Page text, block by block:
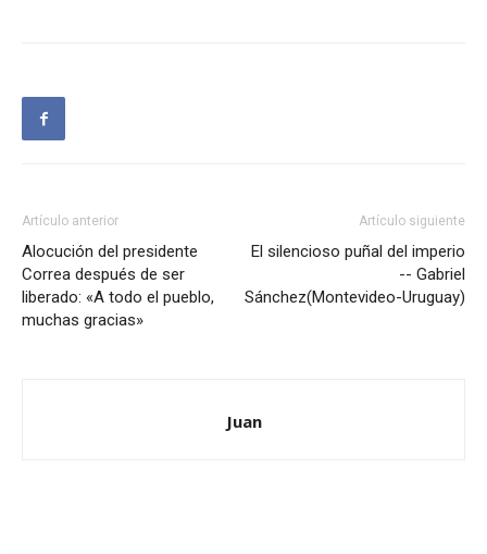
Artículo anterior
Alocución del presidente
Correa después de ser
liberado: «A todo el pueblo,
muchas gracias»
Artículo siguiente
El silencioso puñal del imperio
-- Gabriel
Sánchez(Montevideo-Uruguay)
Juan